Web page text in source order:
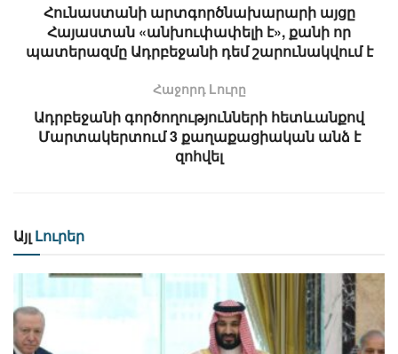
Հունաստանի արտգործնախարարի այցը
Հայաստան «անխուփափելի է», քանի որ
պատերազմը Ադրբեջանի դեմ շարունակվում է
Հաջորդ Lուրը
Ադրբեջանի գործողությունների հետևանքով
Մարտակերտում 3 քաղաքացիական անձ է
զոհվել
Այլ Լուրեր